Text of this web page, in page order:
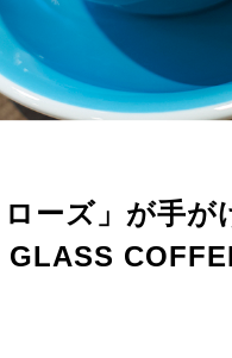
ーズ」が手が